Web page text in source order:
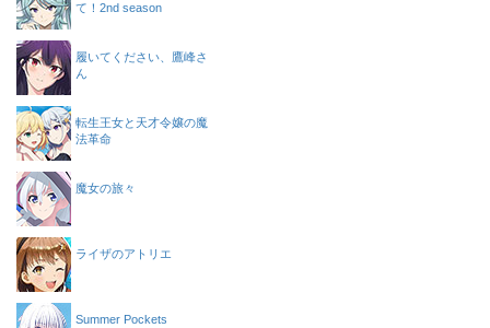
て！2nd season
履いてください、鷹峰さ
ん
転生王女と天才令嬢の魔
法革命
魔女の旅々
ライザのアトリエ
Summer Pockets